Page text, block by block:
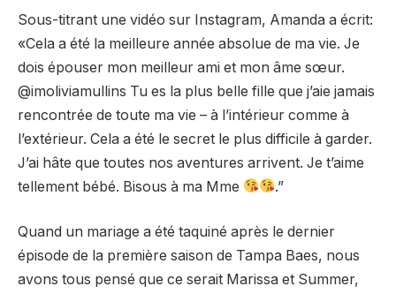
Sous-titrant une vidéo sur Instagram, Amanda a écrit:
«Cela a été la meilleure année absolue de ma vie. Je
dois épouser mon meilleur ami et mon âme sœur.
@imoliviamullins Tu es la plus belle fille que j’aie jamais
rencontrée de toute ma vie – à l’intérieur comme à
l’extérieur. Cela a été le secret le plus difficile à garder.
J’ai hâte que toutes nos aventures arrivent. Je t’aime
tellement bébé. Bisous à ma Mme
.”
Quand un mariage a été taquiné après le dernier
épisode de la première saison de Tampa Baes, nous
avons tous pensé que ce serait Marissa et Summer,